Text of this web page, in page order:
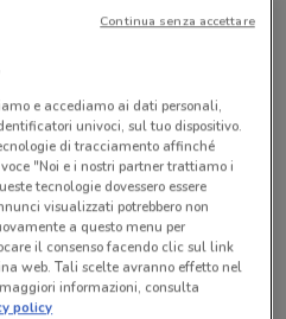
Medi-Market
e accediamo ai dati personali,
univoci, sul tuo dispositivo.
di tracciamento affinché
"Noi e i nostri partner trattiamo i
tecnologie dovessero essere
visualizzati potrebbero non
a questo menu per
il consenso facendo clic sul link
web. Tali scelte avranno effetto nel
informazioni, consulta
policy
Continua senza accettare